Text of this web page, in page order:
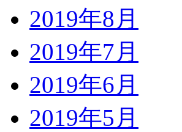
2019年8月
2019年7月
2019年6月
2019年5月